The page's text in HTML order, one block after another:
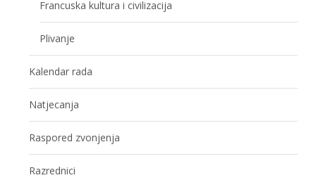
Francuska kultura i civilizacija
Plivanje
Kalendar rada
Natjecanja
Raspored zvonjenja
Razrednici